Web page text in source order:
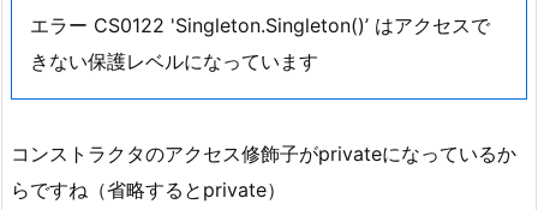
テ
4.
ク
エラー CS0122 'Singleton.Singleton()’ はアクセスで
きない保護レベルになっています
コンストラクタのアクセス修飾子がprivateになっているか
らですね（省略するとprivate）